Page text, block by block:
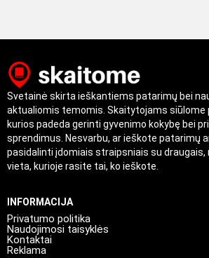
Svetainė skirta ieškantiems patarimų bei
aktualiomis temomis. Skaitytojams siūlome
kurios padeda gerinti gyvenimo kokybę bei
sprendimus. Nesvarbu, ar ieškote patarimų
pasidalinti įdomiais straipsniais su draugais,
vieta, kurioje rasite tai, ko ieškote.
INFORMACIJA
Privatumo politika
Naudojimosi taisyklės
Kontaktai
Reklama